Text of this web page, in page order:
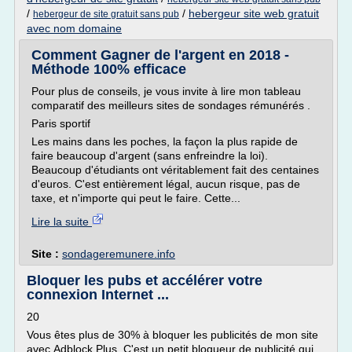
/ hebergeur de site gratuit sans pub / hebergeur site web gratuit
avec nom domaine
Comment Gagner de l'argent en 2018 -
Méthode 100% efficace
Pour plus de conseils, je vous invite à lire mon tableau
comparatif des meilleurs sites de sondages rémunérés .
Paris sportif
Les mains dans les poches, la façon la plus rapide de
faire beaucoup d'argent (sans enfreindre la loi).
Beaucoup d'étudiants ont véritablement fait des centaines
d'euros. C'est entièrement légal, aucun risque, pas de
taxe, et n'importe qui peut le faire. Cette...
Lire la suite
Site : sondageremunere.info
Bloquer les pubs et accélérer votre
connexion Internet ...
20
Vous êtes plus de 30% à bloquer les publicités de mon site
avec Adblock Plus. C'est un petit bloqueur de publicité qui